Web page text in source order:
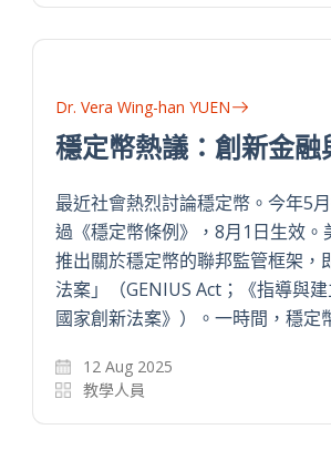
Dr. Vera Wing-han YUEN
穩定幣熱議：創新金融
最近社會熱烈討論穩定幣。今年5
過《穩定幣條例》，8月1日生效。
推出關於穩定幣的聯邦監管框架，
法案」（GENIUS Act；《指導與
國家創新法案》）。一時間，穩定
12 Aug 2025
教學人員